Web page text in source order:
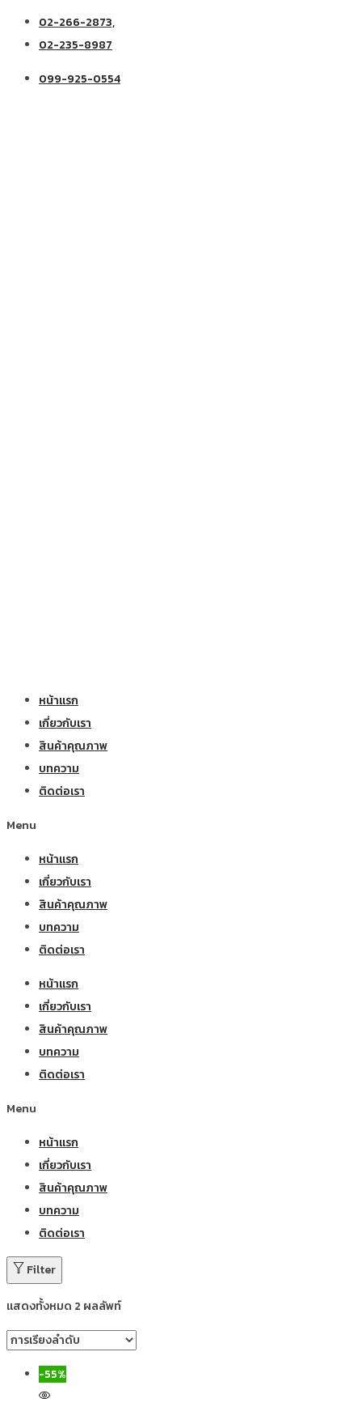
02-266-2873,
02-235-8987
099-925-0554
หน้าแรก
เกี่ยวกับเรา
สินค้าคุณภาพ
บทความ
ติดต่อเรา
Menu
หน้าแรก
เกี่ยวกับเรา
สินค้าคุณภาพ
บทความ
ติดต่อเรา
หน้าแรก
เกี่ยวกับเรา
สินค้าคุณภาพ
บทความ
ติดต่อเรา
Menu
หน้าแรก
เกี่ยวกับเรา
สินค้าคุณภาพ
บทความ
ติดต่อเรา
Filter
แสดงทั้งหมด 2 ผลลัพท์
-55%